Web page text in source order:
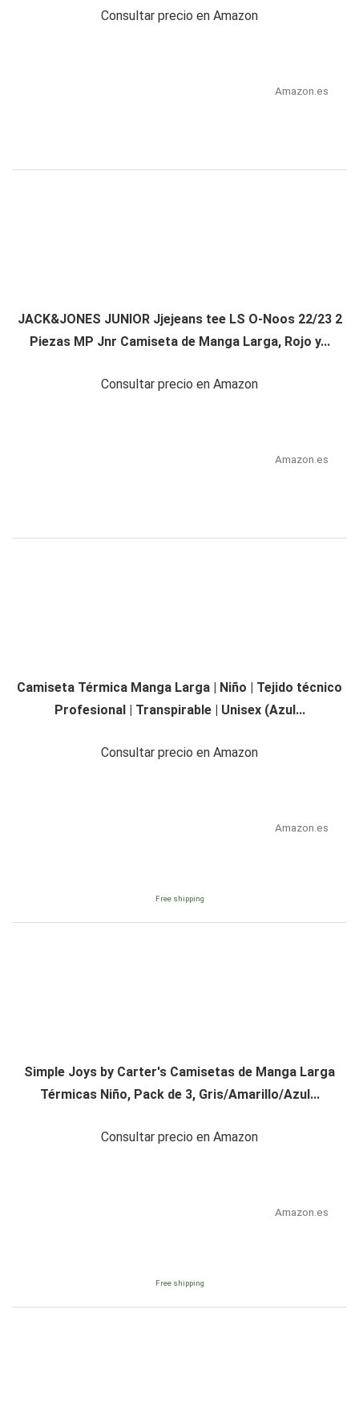
Consultar precio en Amazon
Amazon.es
JACK&JONES JUNIOR Jjejeans tee LS O-Noos 22/23 2
Piezas MP Jnr Camiseta de Manga Larga, Rojo y...
Consultar precio en Amazon
Amazon.es
Camiseta Térmica Manga Larga | Niño | Tejido técnico
Profesional | Transpirable | Unisex (Azul...
Consultar precio en Amazon
Amazon.es
Free shipping
Simple Joys by Carter's Camisetas de Manga Larga
Térmicas Niño, Pack de 3, Gris/Amarillo/Azul...
Consultar precio en Amazon
Amazon.es
Free shipping